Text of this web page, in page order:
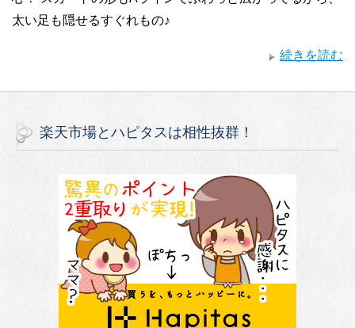
太い足も隠せるすぐれもの♪
続きを読む
楽天市場とハピタスは相性抜群！